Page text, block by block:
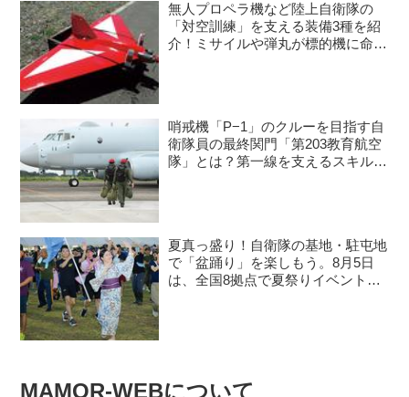
無人プロペラ機など陸上自衛隊の
「対空訓練」を支える装備3種を紹
介！ミサイルや弾丸が標的機に命中
哨戒機「P−1」のクルーを目指す自
衛隊員の最終関門「第203教育航空
隊」とは？第一線を支えるスキルを
夏真っ盛り！自衛隊の基地・駐屯地
で「盆踊り」を楽しもう。8月5日
は、全国8拠点で夏祭りイベントが
MAMOR-WEBについて